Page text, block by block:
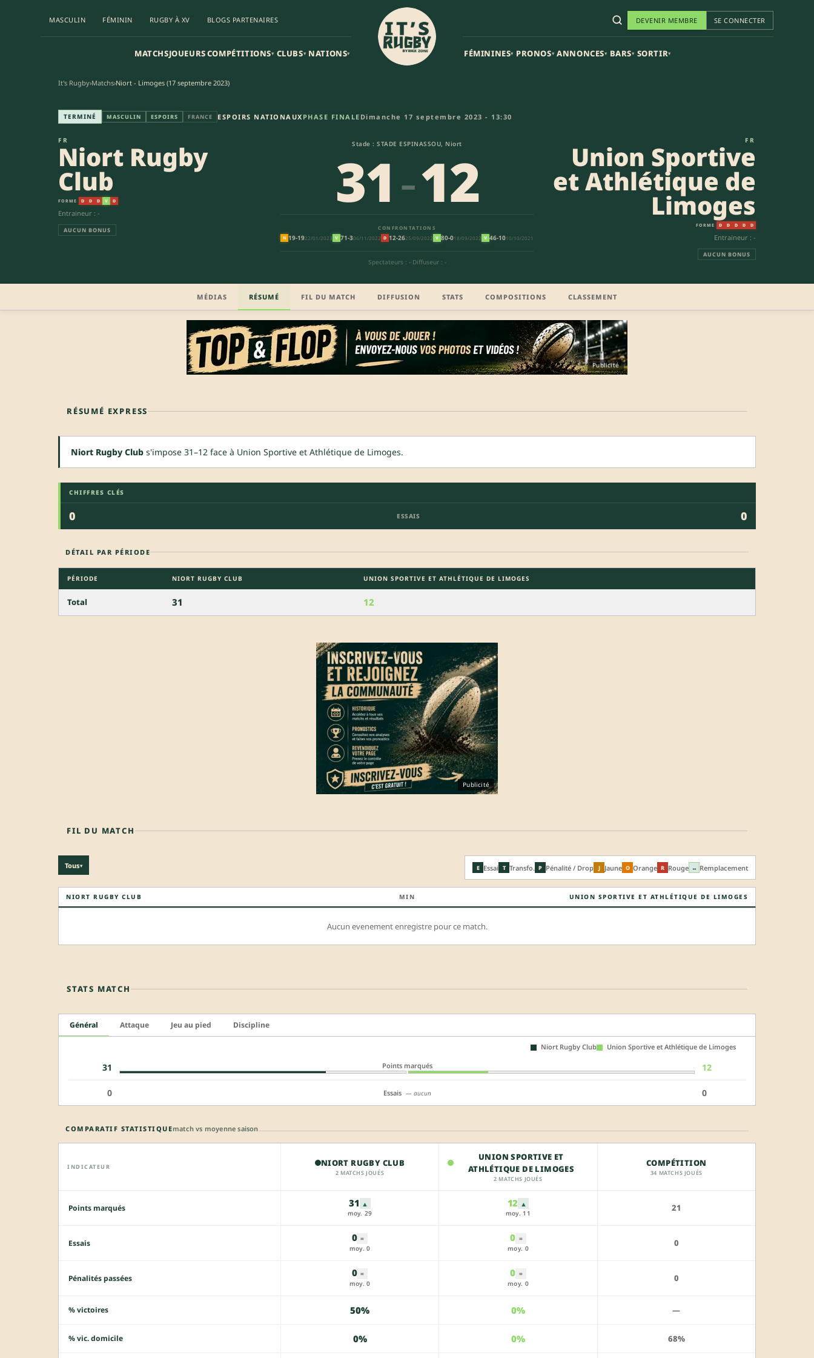
MASCULIN FÉMININ RUGBY À XV BLOGS PARTENAIRES
MATCHSJOUEURSCOMPÉTITIONS▾ CLUBS▾ NATIONS▾
DEVENIR MEMBRE SE CONNECTER
FÉMININES▾ PRONOS▾ ANNONCES▾ BARS▾ SORTIR▾
It's Rugby›Matchs›Niort - Limoges (17 septembre 2023)
Niort Rugby Club - Union Sportive et Athlétique de Limoges (31-12) | Espoirs Nationaux
TERMINÉ MASCULIN ESPOIRS FRANCE ESPOIRS NATIONAUX PHASE FINALE Dimanche 17 septembre 2023 - 13:30
FR
Niort Rugby
Club
FORME D D D V D
Entraineur : -
AUCUN BONUS
Stade : STADE ESPINASSOU, Niort
31-12
CONFRONTATIONS
N 19-1922/01/2023 V 71-306/11/2022 D 12-2625/09/2022 V 80-018/09/2022 V 46-1010/10/2021
Spectateurs : -·Diffuseur : -
FR
Union Sportive
et Athlétique de
Limoges
FORME D D D D D
Entraineur : -
AUCUN BONUS
MÉDIAS RÉSUMÉ FIL DU MATCH DIFFUSION STATS COMPOSITIONS CLASSEMENT
Publicité
RÉSUMÉ EXPRESS
Niort Rugby Club s'impose 31–12 face à Union Sportive et Athlétique de Limoges.
CHIFFRES CLÉS
0 ESSAIS 0
DÉTAIL PAR PÉRIODE
PÉRIODE NIORT RUGBY CLUB UNION SPORTIVE ET ATHLÉTIQUE DE LIMOGES
Total 31 12
Publicité
FIL DU MATCH
Tous▾ E Essai T Transfo. P Pénalité / Drop J Jaune O Orange R Rouge ↔ Remplacement
NIORT RUGBY CLUB MIN UNION SPORTIVE ET ATHLÉTIQUE DE LIMOGES
Aucun evenement enregistre pour ce match.
STATS MATCH
Général Attaque Jeu au pied Discipline
Niort Rugby Club Union Sportive et Athlétique de Limoges
31 Points marqués 12
0 Essais — aucun 0
COMPARATIF STATISTIQUEmatch vs moyenne saison
INDICATEUR NIORT RUGBY CLUB
2 MATCHS JOUÉS
UNION SPORTIVE ET
ATHLÉTIQUE DE LIMOGES
2 MATCHS JOUÉS
COMPÉTITION
34 MATCHS JOUÉS
Points marqués 31 ▲
moy. 29
12 ▲
moy. 11 21
Essais 0 =
moy. 0
0 =
moy. 0
0
Pénalités passées 0 =
moy. 0
0 =
moy. 0
0
% victoires 50% 0% —
% vic. domicile 0% 0% 68%